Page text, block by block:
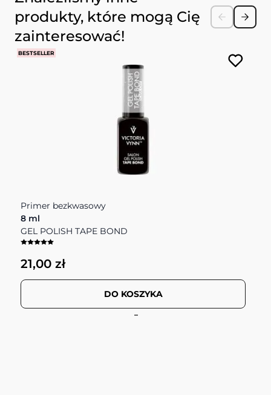
produkty, które mogą Cię
zainteresować!
BESTSELLER
Primer bezkwasowy
8 ml
GEL POLISH TAPE BOND
21,00 zł
DO KOSZYKA